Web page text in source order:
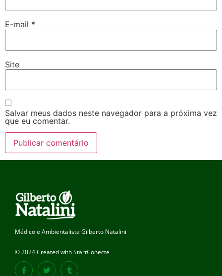
E-mail *
Site
Salvar meus dados neste navegador para a próxima vez
que eu comentar.
Médico e Ambientalista Gilberto Natalini
© 2024 Created with StartConecte